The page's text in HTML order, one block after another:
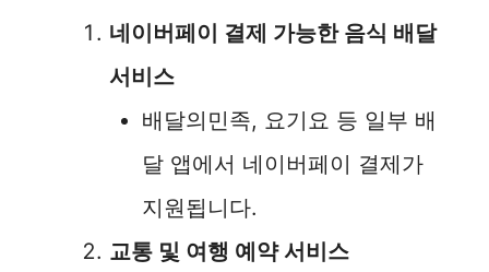
i
e
o
네이버페이 결제 가능한 음식 배달
서비스
배달의민족, 요기요 등 일부 배
달 앱에서 네이버페이 결제가
지원됩니다.
교통 및 여행 예약 서비스